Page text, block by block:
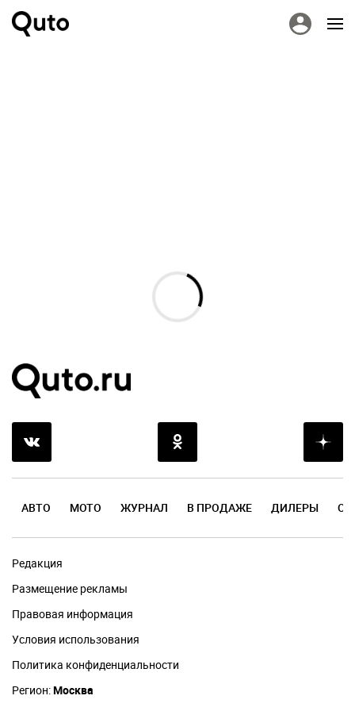
АВТО МОТО ЖУРНАЛ В ПРОДАЖЕ ДИЛЕРЫ
Редакция
Размещение рекламы
Правовая информация
Условия использования
Политика конфиденциальности
Регион:Москва